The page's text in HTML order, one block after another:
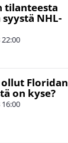
tilanteesta
NHL-
22:00
Floridan
on kyse?
16:00